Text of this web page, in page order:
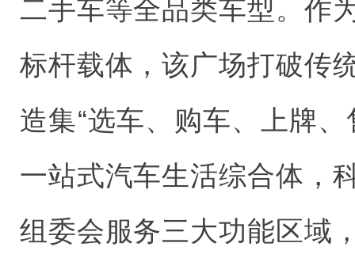
二手车等全品类车型。作
标杆载体，该广场打破传
造集“选车、购车、上牌
一站式汽车生活综合体，
组委会服务三大功能区域